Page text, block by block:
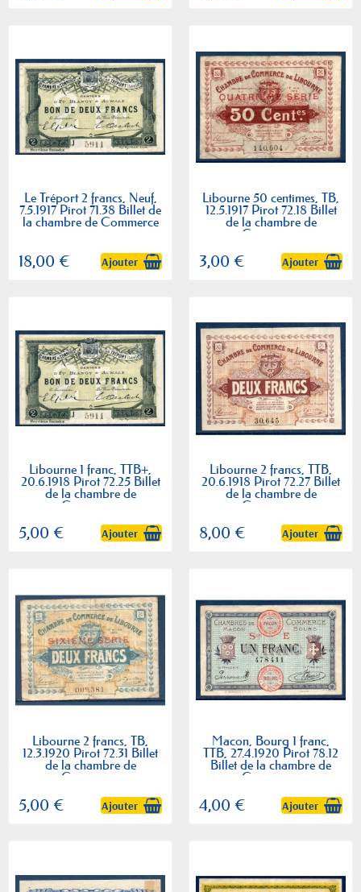
Le Tréport 2 francs, Neuf,
7.5.1917 Pirot 71.38 Billet de
la chambre de Commerce
18,00 € Ajouter
Libourne 50 centimes, TB,
12.5.1917 Pirot 72.18 Billet
de la chambre de
Commerce
3,00 € Ajouter
Libourne 1 franc, TTB+,
20.6.1918 Pirot 72.25 Billet
de la chambre de
Commerce
5,00 € Ajouter
Libourne 2 francs, TTB,
20.6.1918 Pirot 72.27 Billet
de la chambre de
Commerce
8,00 € Ajouter
Libourne 2 francs, TB,
12.3.1920 Pirot 72.31 Billet
de la chambre de
Commerce
5,00 € Ajouter
Macon, Bourg 1 franc,
TTB, 27.4.1920 Pirot 78.12
Billet de la chambre de
Commerce
4,00 € Ajouter